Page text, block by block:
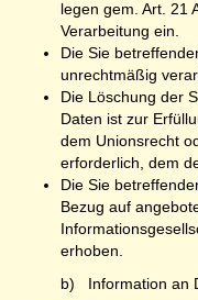
legen gem. Art. 21
Verarbeitung ein.
Die Sie
unrechtmäßig
Die Löschung der
Daten ist zur
dem Unionsrecht
erforderlich, dem
Die Sie
Bezug auf
erhoben.
b) Information an